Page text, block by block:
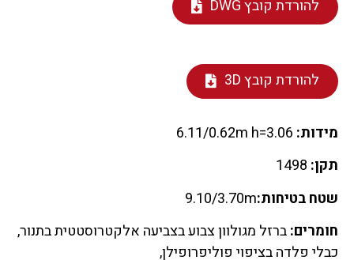
להורדת קובץ DWG
להורדת קובץ 3D
מידות:
תקן:
שטח בטיחות:9.10/3.70m
חומרים:ברזל מגולוון צבוע בצביעה אלקטרוסטטית בתנור,
כבלי פלדה בציפוי פוליפרופילן,